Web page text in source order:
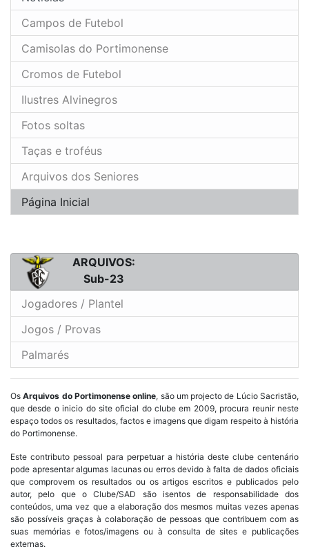
Campos de Futebol
Camisolas do Portimonense
Cromos de Futebol
Ilustres Alvinegros
Fotos soltas
Taças e troféus
Arquivos dos Seniores
Página Inicial
ARQUIVOS:
Sub-23
Jogadores / Plantel
Jogos / Provas
Palmarés
OsArquivos do Portimonense online, são um projecto de Lúcio Sacristão,
que desde o inicio do site oficial do clube em 2009, procura reunir neste
espaço todos os resultados, factos e imagens que digam respeito à história
do Portimonense.
Este contributo pessoal para perpetuar a história deste clube centenário
pode apresentar algumas lacunas ou erros devido à falta de dados oficiais
que comprovem os resultados ou os artigos escritos e publicados pelo
autor, pelo que o Clube/SAD são isentos de responsabilidade dos
conteúdos, uma vez que a elaboração dos mesmos muitas vezes apenas
são possíveis graças à colaboração de pessoas que contribuem com as
suas memórias e fotos/imagens ou à consulta de sites e publicações
externas.